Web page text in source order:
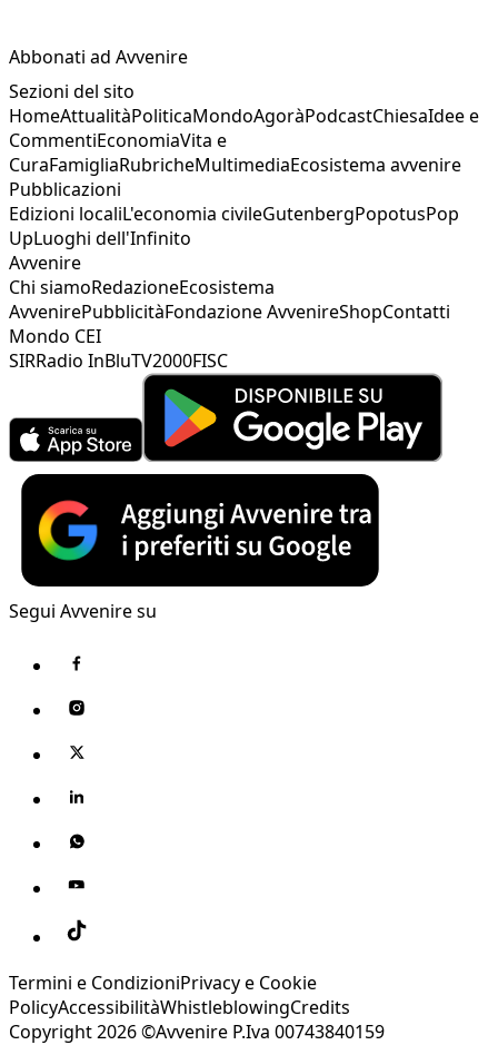
Abbonati ad Avvenire
Sezioni del sito
HomeAttualitàPoliticaMondoAgoràPodcastChiesaIdee e
CommentiEconomiaVita e
CuraFamigliaRubricheMultimediaEcosistema avvenire
Pubblicazioni
Edizioni localiL'economia civileGutenbergPopotusPop
UpLuoghi dell'Infinito
Avvenire
Chi siamoRedazioneEcosistema
AvvenirePubblicitàFondazione AvvenireShopContatti
Mondo CEI
SIRRadio InBluTV2000FISC
Segui Avvenire su
Termini e CondizioniPrivacy e Cookie
PolicyAccessibilitàWhistleblowingCredits
Copyright 2026 ©Avvenire P.Iva 00743840159